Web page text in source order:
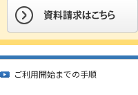
ご利用開始までの手順